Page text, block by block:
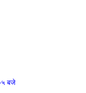
बजे